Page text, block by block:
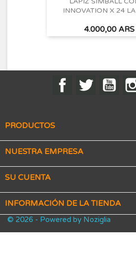
INNOVATION X 24
Precio
4.000,00 ARS
FacebookTwitter
PRODUCTOS
NUESTRA EMPRESA
SU CUENTA
INFORMACIÓN DE LA TIENDA
© 2026 - Powered by Noziglia